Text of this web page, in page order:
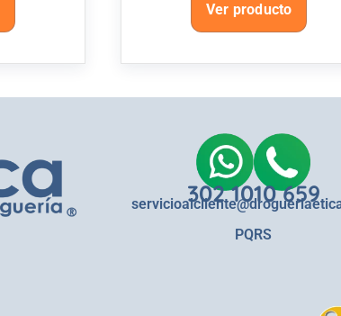
Ver producto
302 1010 659
PQRS